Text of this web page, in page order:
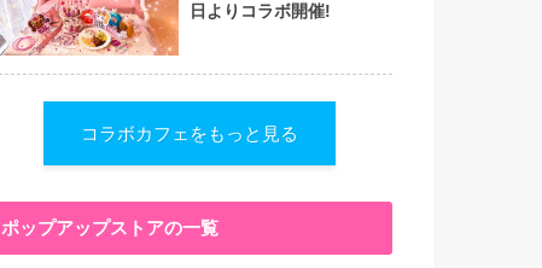
日よりコラボ開催!
コラボカフェをもっと見る
ポップアップストアの一覧